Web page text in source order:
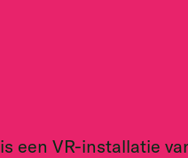
is een VR-installatie